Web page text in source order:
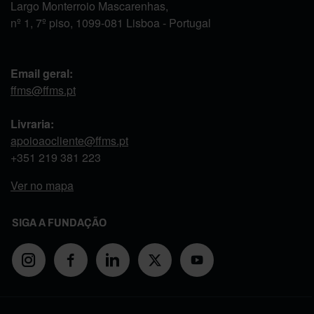
Largo Monterroio Mascarenhas,
nº 1, 7º piso, 1099-081 Lisboa - Portugal
Email geral:
ffms@ffms.pt
Livraria:
apoioaocliente@ffms.pt
+351 219 381 223
Ver no mapa
SIGA A FUNDAÇÃO